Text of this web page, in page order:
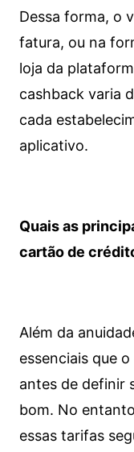
Dessa forma, o
fatura, ou na
loja da
cashback varia
cada
aplicativo.
Quais as
cartão de
Além da
essenciais que
antes de definir
bom. No
essas tarifas